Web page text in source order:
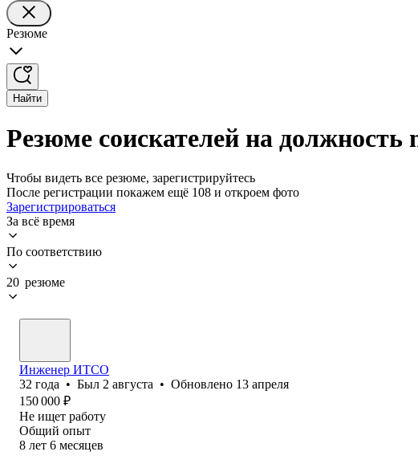
Резюме
Найти
Резюме соискателей на
Чтобы видеть все резюме, зарегистрируйтесь
После регистрации покажем ещё 108 и откроем фото
Зарегистрироваться
За всё время
По соответствию
20 резюме
Инженер ИТСО
32 года • Был 2 августа • Обновлено 13 апреля
150 000 ₽
Не ищет работу
Общий опыт
8 лет 6 месяцев